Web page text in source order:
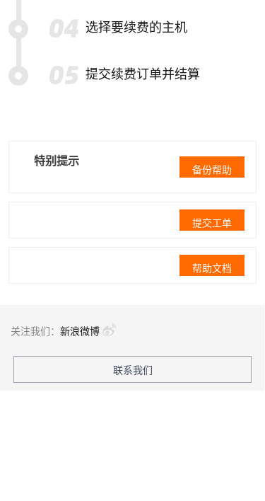
选择要续费的主机
提交续费订单并结算
特别提示
备份帮助
提交工单
帮助文档